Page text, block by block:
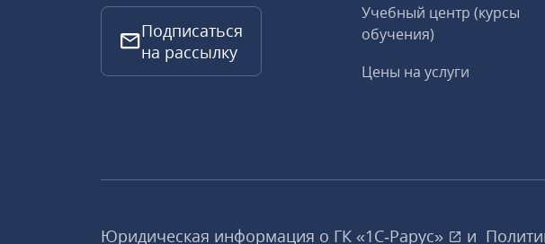
Подписаться
на рассылку
Учебный центр (курсы
обучения)
Цены на услуги
Юридическая информация о ГК «1С‑Рарус» и